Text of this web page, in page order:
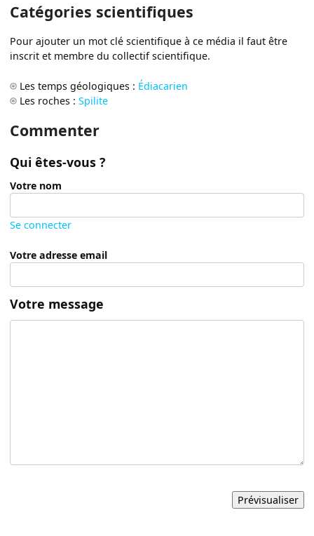
Catégories scientifiques
Pour ajouter un mot clé scientifique à ce média il faut être
inscrit et membre du collectif scientifique.
Les temps géologiques : Édiacarien
Les roches :Spilite
Commenter
Qui êtes-vous ?
Votre nom
Se connecter
Votre adresse email
Votre message